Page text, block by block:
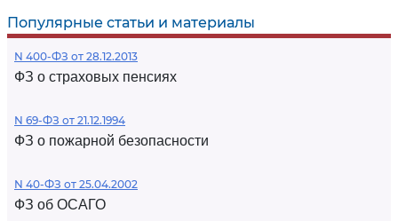
Популярные статьи и материалы
N 400-ФЗ от 28.12.2013
ФЗ о страховых пенсиях
N 69-ФЗ от 21.12.1994
ФЗ о пожарной безопасности
N 40-ФЗ от 25.04.2002
ФЗ об ОСАГО